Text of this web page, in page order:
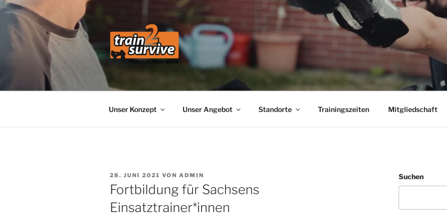
Zum
Inhalt
springen
TRAIN2SURVIVE –
Selbstverteidigung – Selbstschutz – Gewaltprävention – Krav Maga
Unser Konzept Unser Angebot Standorte Trainingszeiten Mitgliedschaft
VERÖFFENTLICHT
AM
28. JUNI 2021 VON ADMIN
Fortbildung für Sachsens
Einsatztrainer*innen
Suchen